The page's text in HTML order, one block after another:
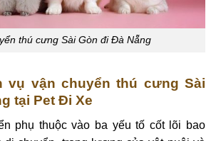
thú cưng Sài Gòn đi Đà Nẵng
vụ vận chuyển thú cưng Sài
tại Pet Đi Xe
phụ thuộc vào ba yếu tố cốt lõi bao